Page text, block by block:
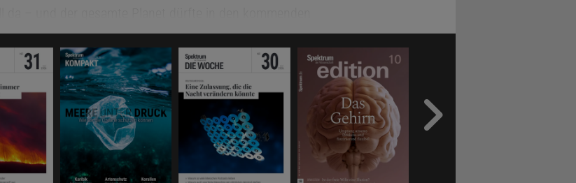
spüren bekommen. Laut einer am 11. Juni
Erklärung der National Oceanic and Atmospheric
das Wetterphänomen im Lauf des Mai offiziell etabliert.
mit großer Sicherheit davon aus, dass es sich um
handelt, das den ganzen Herbst über und bis in
wird – möglicherweise sogar um eines der stärksten